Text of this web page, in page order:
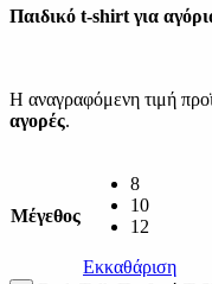
Παιδικό t-shirt για
Η αναγραφόμενη τιμή
αγορές.
Μέγεθος
8
10
12
Εκκαθάριση